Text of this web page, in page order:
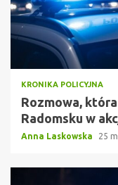
KRONIKA POLICYJNA
Rozmowa,
Radomsku w
Anna Laskowska 25